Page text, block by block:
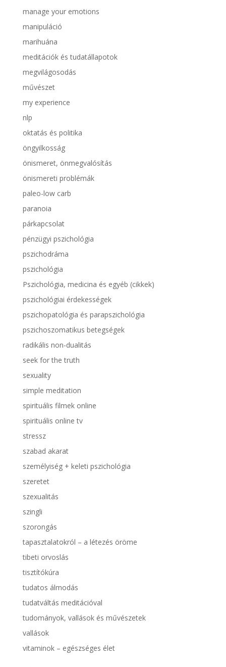
manage your emotions
manipuláció
marihuána
meditációk és tudatállapotok
megvilágosodás
művészet
my experience
nlp
oktatás és politika
öngyilkosság
önismeret, önmegvalósítás
önismereti problémák
paleo-low carb
paranoia
párkapcsolat
pénzügyi pszichológia
pszichodráma
pszichológia
Pszichológia, medicina és egyéb (cikkek)
pszichológiai érdekességek
pszichopatológia és parapszichológia
pszichoszomatikus betegségek
radikális non-dualitás
seek for the truth
sexuality
simple meditation
spirituális filmek online
spirituális online tv
stressz
szabad akarat
személyiség + keleti pszichológia
szeretet
szexualitás
szingli
szorongás
tapasztalatokról – a létezés öröme
tibeti orvoslás
tisztítókúra
tudatos álmodás
tudatváltás meditációval
tudományok, vallások és művészetek
vallások
vitaminok – egészséges élet